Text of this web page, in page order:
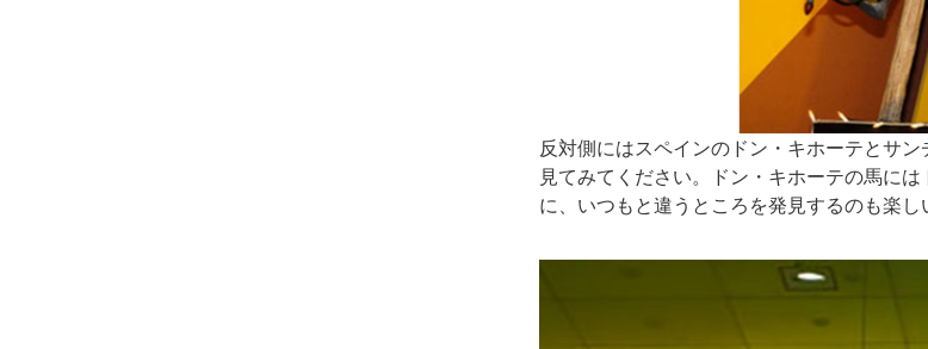
反対側にはスペインのドン・キホーテとサ
見てみてください。ドン・キホーテの馬に
に、いつもと違うところを発見するのも楽